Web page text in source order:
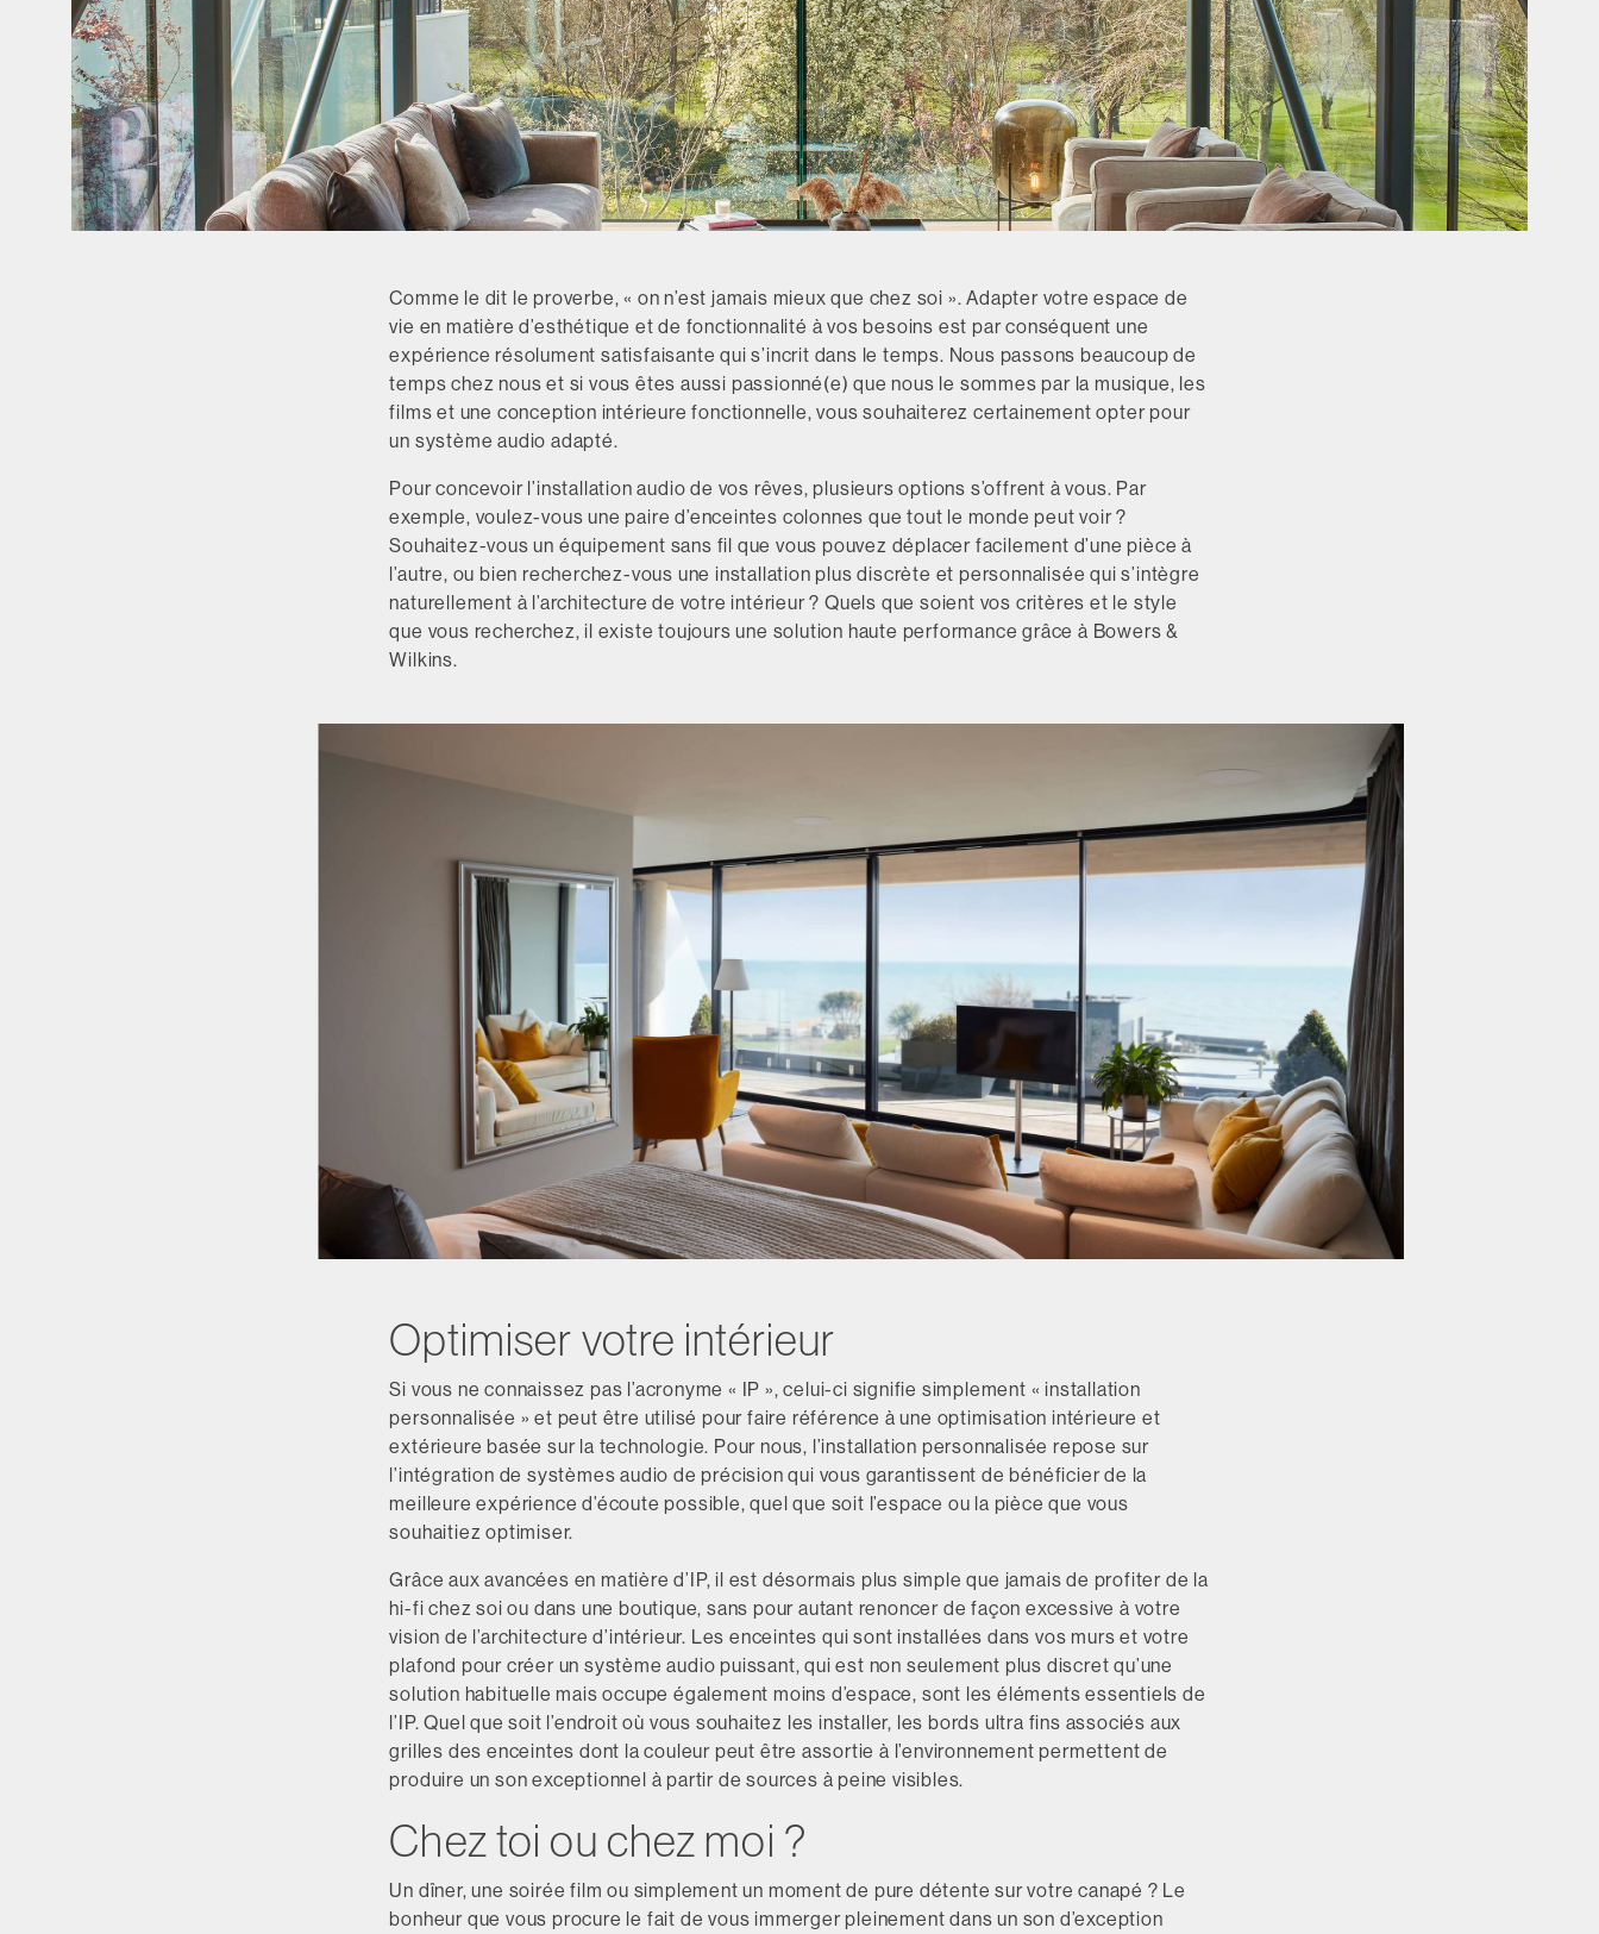
Comme le dit le proverbe, « on n’est jamais mieux que chez soi ». Adapter votre espace de
vie en matière d’esthétique et de fonctionnalité à vos besoins est par conséquent une
expérience résolument satisfaisante qui s’incrit dans le temps. Nous passons beaucoup de
temps chez nous et si vous êtes aussi passionné(e) que nous le sommes par la musique, les
films et une conception intérieure fonctionnelle, vous souhaiterez certainement opter pour
un système audio adapté.
Pour concevoir l’installation audio de vos rêves, plusieurs options s’offrent à vous. Par
exemple, voulez-vous une paire d’enceintes colonnes que tout le monde peut voir ?
Souhaitez-vous un équipement sans fil que vous pouvez déplacer facilement d’une pièce à
l’autre, ou bien recherchez-vous une installation plus discrète et personnalisée qui s’intègre
naturellement à l’architecture de votre intérieur ? Quels que soient vos critères et le style
que vous recherchez, il existe toujours une solution haute performance grâce à Bowers &
Wilkins.
Optimiser votre intérieur
Si vous ne connaissez pas l’acronyme « IP », celui-ci signifie simplement « installation
personnalisée » et peut être utilisé pour faire référence à une optimisation intérieure et
extérieure basée sur la technologie. Pour nous, l’installation personnalisée repose sur
l’intégration de systèmes audio de précision qui vous garantissent de bénéficier de la
meilleure expérience d’écoute possible, quel que soit l’espace ou la pièce que vous
souhaitiez optimiser.
Grâce aux avancées en matière d’IP, il est désormais plus simple que jamais de profiter de la
hi-fi chez soi ou dans une boutique, sans pour autant renoncer de façon excessive à votre
vision de l’architecture d’intérieur. Les enceintes qui sont installées dans vos murs et votre
plafond pour créer un système audio puissant, qui est non seulement plus discret qu’une
solution habituelle mais occupe également moins d’espace, sont les éléments essentiels de
l’IP. Quel que soit l’endroit où vous souhaitez les installer, les bords ultra fins associés aux
grilles des enceintes dont la couleur peut être assortie à l’environnement permettent de
produire un son exceptionnel à partir de sources à peine visibles.
Chez toi ou chez moi ?
Un dîner, une soirée film ou simplement un moment de pure détente sur votre canapé ? Le
bonheur que vous procure le fait de vous immerger pleinement dans un son d’exception